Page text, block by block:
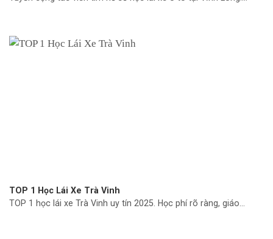
TOP 1 Học Lái Xe Trà Vinh
TOP 1 học lái xe Trà Vinh uy tín 2025. Học phí rõ ràng, giáo...